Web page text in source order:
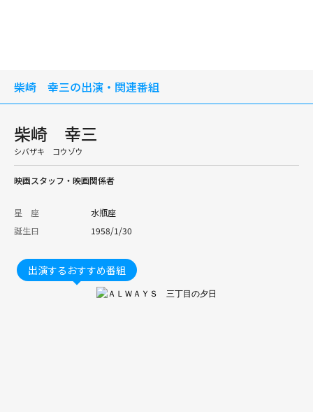
柴崎 幸三の出演・関連番組
柴崎 幸三
シバザキ コウゾウ
映画スタッフ・映画関係者
星 座
水瓶座
誕生日
1958/1/30
出演するおすすめ番組